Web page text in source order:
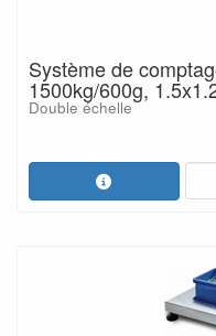
Système de
1500kg/600g,
Double échelle